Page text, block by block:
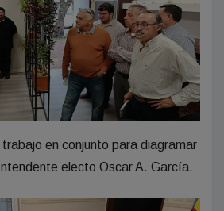
en conjunto para diagramar
electo Oscar A. García.